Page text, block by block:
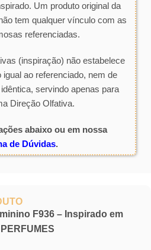
Um produto original da
tem qualquer vínculo com as
referenciadas.
(inspiração) não estabelece
ao referenciado, nem de
servindo apenas para
Direção Olfativa.
abaixo ou em nossa
de Dúvidas.
F936 – Inspirado em